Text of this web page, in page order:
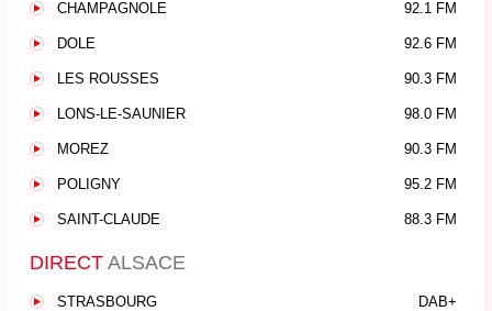
CHAMPAGNOLE 92.1 FM
DOLE 92.6 FM
LES ROUSSES 90.3 FM
LONS-LE-SAUNIER 98.0 FM
MOREZ 90.3 FM
POLIGNY 95.2 FM
SAINT-CLAUDE 88.3 FM
DIRECT ALSACE
STRASBOURG DAB+